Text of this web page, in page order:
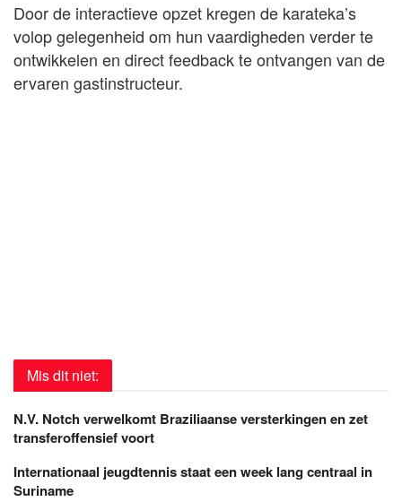
Door de interactieve opzet kregen de karateka’s
volop gelegenheid om hun vaardigheden verder te
ontwikkelen en direct feedback te ontvangen van de
ervaren gastinstructeur.
Mis dit niet:
N.V. Notch verwelkomt Braziliaanse versterkingen en zet
transferoffensief voort
Internationaal jeugdtennis staat een week lang centraal in
Suriname